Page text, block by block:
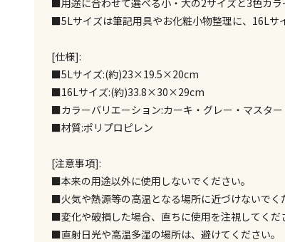
■用途に合わせて選べる小・大の2サイズと3色カラ
■5Lサイズは筆記用具やお化粧小物整理に、16Lサ
[仕様]:
■5Lサイズ:(約)23×19.5×20cm
■16Lサイズ:(約)33.8×30×29cm
■カラーバリエーション:カーキ・グレー・マスター
■材質:ポリプロピレン
[注意事項]:
■本来の用途以外に使用しないでください。
■火気や熱源等の高温となる場所に近づけないでく
■変化や破損した場合、直ちに使用を注視してくだ
■直射日光や高温多湿の場所は、避けてください。